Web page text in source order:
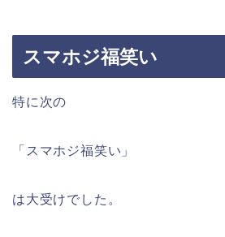
スマホジ福笑い
特に次の
「スマホジ福笑い」
は大受けでした。